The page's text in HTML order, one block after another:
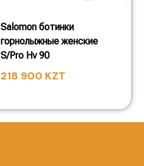
Salomon ботинки
горнолыжные женские
S/Pro Hv 90
218 900 KZT